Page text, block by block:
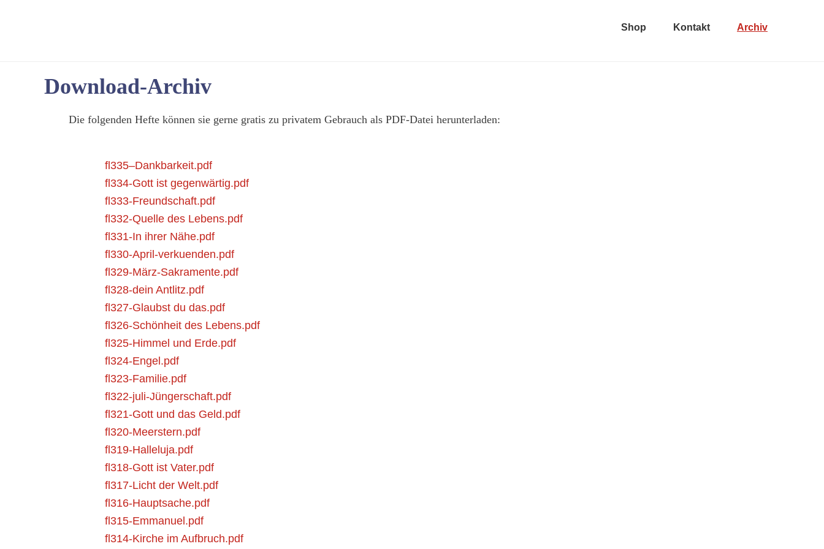
Shop
Kontakt Archiv
Download-Archiv
Die folgenden Hefte können sie gerne gratis zu privatem Gebrauch als PDF-Datei herunterladen:
fl335–Dankbarkeit.pdf
fl334-Gott ist gegenwärtig.pdf
fl333-Freundschaft.pdf
fl332-Quelle des Lebens.pdf
fl331-In ihrer Nähe.pdf
fl330-April-verkuenden.pdf
fl329-März-Sakramente.pdf
fl328-dein Antlitz.pdf
fl327-Glaubst du das.pdf
fl326-Schönheit des Lebens.pdf
fl325-Himmel und Erde.pdf
fl324-Engel.pdf
fl323-Familie.pdf
fl322-juli-Jüngerschaft.pdf
fl321-Gott und das Geld.pdf
fl320-Meerstern.pdf
fl319-Halleluja.pdf
fl318-Gott ist Vater.pdf
fl317-Licht der Welt.pdf
fl316-Hauptsache.pdf
fl315-Emmanuel.pdf
fl314-Kirche im Aufbruch.pdf